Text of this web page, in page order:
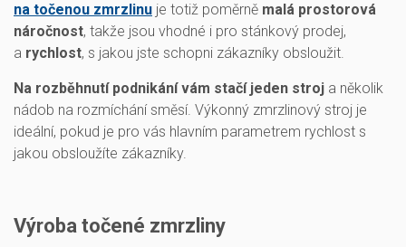
na točenou zmrzlinu je totiž poměrně malá prostorová
náročnost, takže jsou vhodné i pro stánkový prodej,
a rychlost, s jakou jste schopni zákazníky obsloužit.
Na rozběhnutí podnikání vám stačí jeden stroj a několik
nádob na rozmíchání směsí. Výkonný zmrzlinový stroj je
ideální, pokud je pro vás hl avním parametrem rychlost s
jakou obsloužíte zákazníky.
Výroba točené zmrzliny